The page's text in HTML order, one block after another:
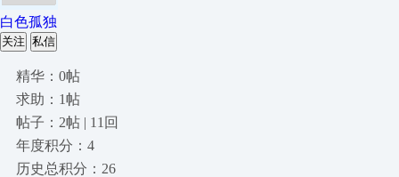
白色孤独
关注 私信
精华：0帖
求助：1帖
帖子：2帖 | 11回
年度积分：4
历史总积分：26